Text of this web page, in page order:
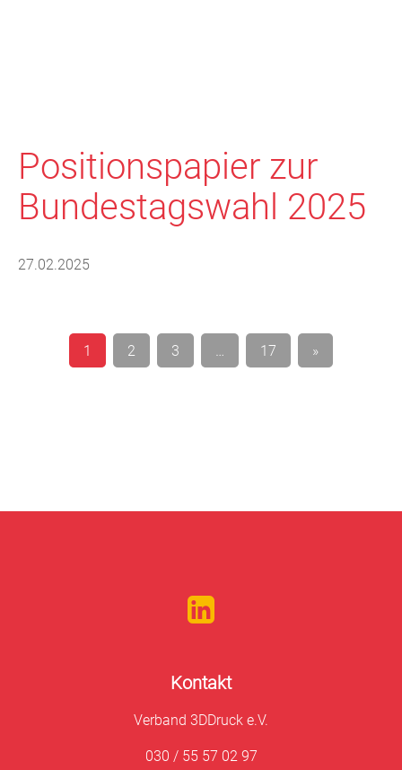
Positionspapier zur
Bundestagswahl 2025
27.02.2025
Seitennummerierung
1 2 3 … 17 »
Kontakt
Verband 3DDruck e.V.
030 / 55 57 02 97